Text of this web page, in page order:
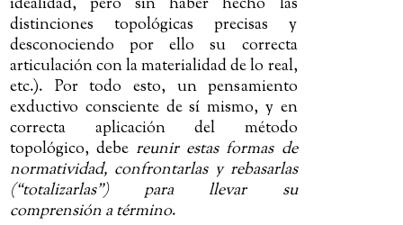
idealidad, pero sin haber hecho las
distinciones topológicas precisas y
desconociendo por ello su correcta
articulación con la materialidad de lo real,
etc.). Por todo esto, un pensamiento
exductivo consciente de sí mismo, y en
correcta aplicación del método
topológico, debe reunir estas formas de
normatividad, confrontarlas y rebasarlas
(“totalizarlas”) para llevar su
comprensión a término.